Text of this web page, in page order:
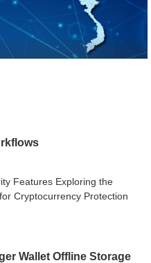
Features Exploring the
Cryptocurrency Protection
Wallet Offline Storage